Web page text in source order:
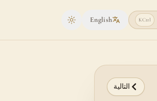
Ctrl
K
English
Toggle theme
التالية